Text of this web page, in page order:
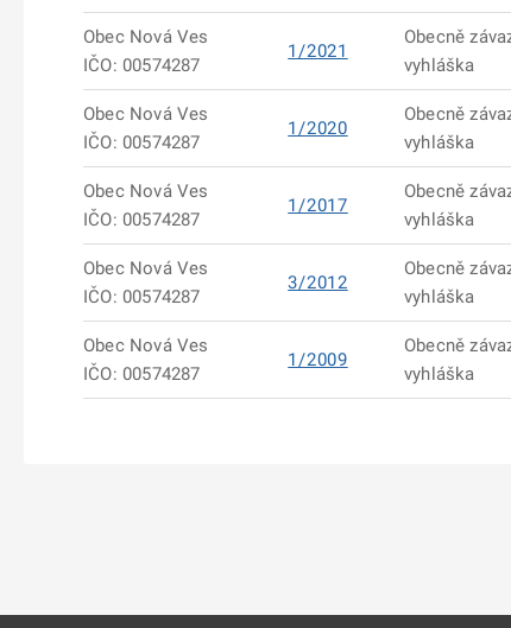
Obec Nová Ves
IČO: 00574287
1/2021
Obecně
vyhláška
Obec Nová Ves
IČO: 00574287
1/2020
Obecně
vyhláška
Obec Nová Ves
IČO: 00574287
1/2017
Obecně
vyhláška
Obec Nová Ves
IČO: 00574287
3/2012
Obecně
vyhláška
Obec Nová Ves
IČO: 00574287
1/2009
Obecně
vyhláška